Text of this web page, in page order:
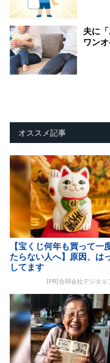
夫に
ワン
オススメ記事
【宝くじ何年も買って一
たらない人へ】原因、は
してます
[PR]合同会社デジタル